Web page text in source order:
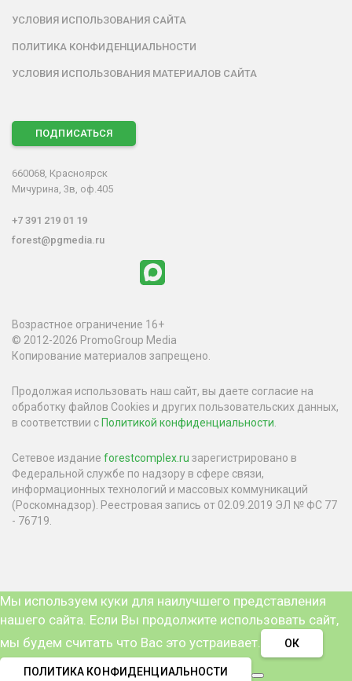
УСЛОВИЯ ИСПОЛЬЗОВАНИЯ САЙТА
ПОЛИТИКА КОНФИДЕНЦИАЛЬНОСТИ
УСЛОВИЯ ИСПОЛЬЗОВАНИЯ МАТЕРИАЛОВ САЙТА
ПОДПИСАТЬСЯ
660068, Красноярск
Мичурина, 3в, оф.405
+7 391 219 01 19
forest@pgmedia.ru
Возрастное ограничение 16+
© 2012-2026 PromoGroup Media
Копирование материалов запрещено.
Продолжая использовать наш сайт, вы даете согласие на
обработку файлов Cookies и других пользовательских данных,
в соответствии с Политикой конфиденциальности
Сетевое издание forestcomplex.ru зарегистрировано в
Федеральной службе по надзору в сфере связи,
информационных технологий и массовых коммуникаций
(Роскомнадзор). Реестровая запись от 02.09.2019 ЭЛ № ФС 77
- 76719.
Мы используем куки для наилучшего представления
нашего сайта. Если Вы продолжите использовать сайт,
мы будем считать что Вас это устраивает.
ОК
ПОЛИТИКА КОНФИДЕНЦИАЛЬНОСТИ